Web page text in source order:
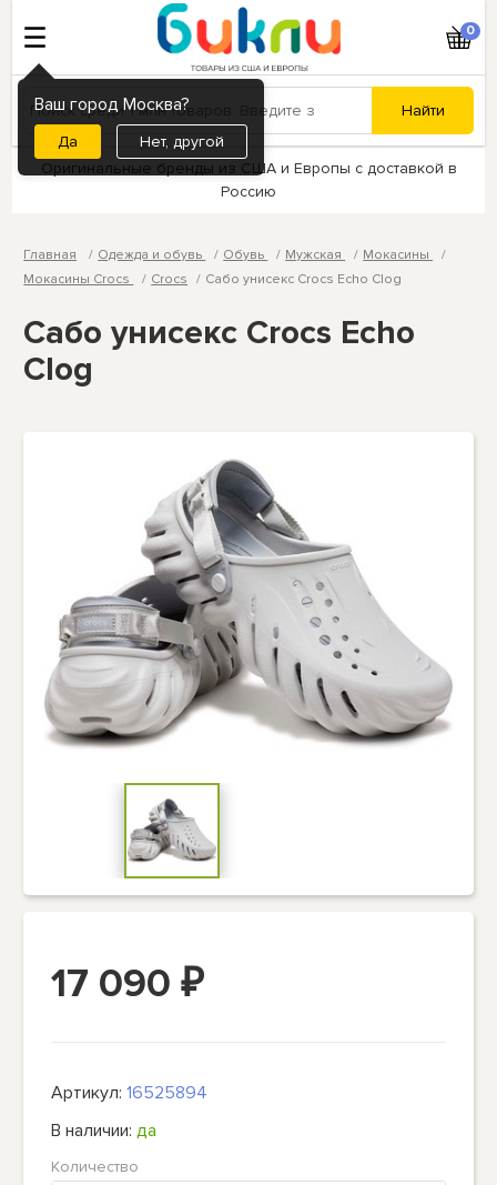
Ваш город Москва?
Нет, другой
0
Оригинальные бренды из США и Европы с доставкой в
Россию
Главная Одежда и обувь Обувь Мужская
Мокасины
Мокасины Crocs
Crocs Сабо унисекс Crocs Echo Clog
Сабо унисекс Crocs Echo
Clog
17 090₽
Артикул:16525894
В наличии:да
Количество